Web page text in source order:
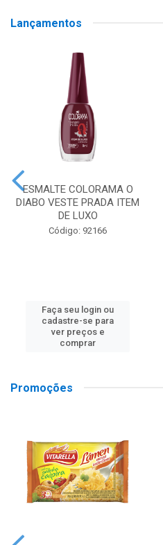
Lançamentos
ESMALTE COLORAMA O
DIABO VESTE PRADA ITEM
DE LUXO
Código: 92166
Faça seu login ou
cadastre-se para
ver preços e
comprar
Promoções